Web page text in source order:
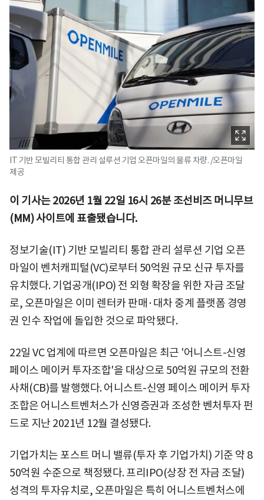
IT 기반 모빌리티 통합 관리 설루션 기업 오픈마일의 물류 차량. /오픈마일
제공
이 기사는 2026년 1월 22일 16시 26분 조선비즈 머니무브
(MM) 사이트에 표출됐습니다.
정보기술(IT) 기반 모빌리티 통합 관리 설루션 기업 오픈
마일이 벤처캐피털(VC)로부터 50억원 규모 신규 투자를
유치했다. 기업공개(IPO) 전 외형 확장을 위한 자금 조달
로, 오픈마일은 이미 렌터카 판매·대차 중계 플랫폼 경영
권 인수 작업에 돌입한 것으로 파악됐다.
22일 VC 업계에 따르면 오픈마일은 최근 '어니스트-신영
페이스 메이커 투자조합'을 대상으로 50억원 규모의 전환
사채(CB)를 발행했다. 어니스트-신영 페이스 메이커 투자
조합은 어니스트벤처스가 신영증권과 조성한 벤처투자 펀
드로 지난 2021년 12월 결성됐다.
기업가치는 포스트 머니 밸류(투자 후 기업가치) 기준 약 8
50억원 수준으로 책정됐다. 프리IPO(상장 전 자금 조달)
성격의 투자유치로, 오픈마일은 특히 어니스트벤처스에